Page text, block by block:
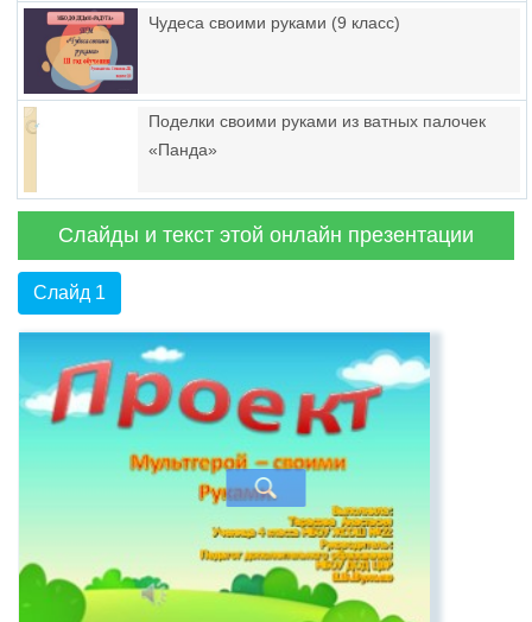
Чудеса своими руками (9 класс)
Поделки своими руками из ватных палочек
«Панда»
Слайды и текст этой онлайн презентации
Слайд 1